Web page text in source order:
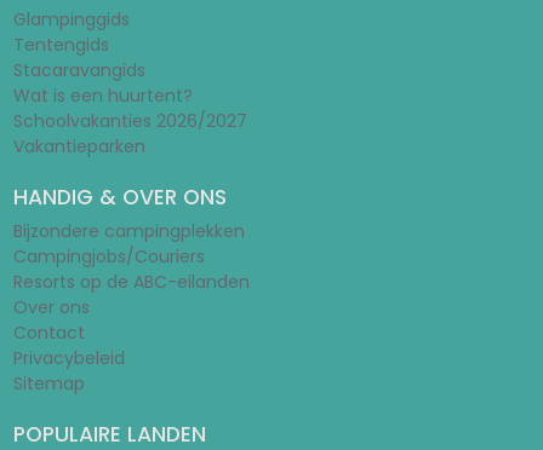
Glampinggids
Tentengids
Stacaravangids
Wat is een huurtent?
Schoolvakanties 2026/2027
Vakantieparken
HANDIG & OVER ONS
Bijzondere campingplekken
Campingjobs/Couriers
Resorts op de ABC-eilanden
Over ons
Contact
Privacybeleid
Sitemap
POPULAIRE LANDEN